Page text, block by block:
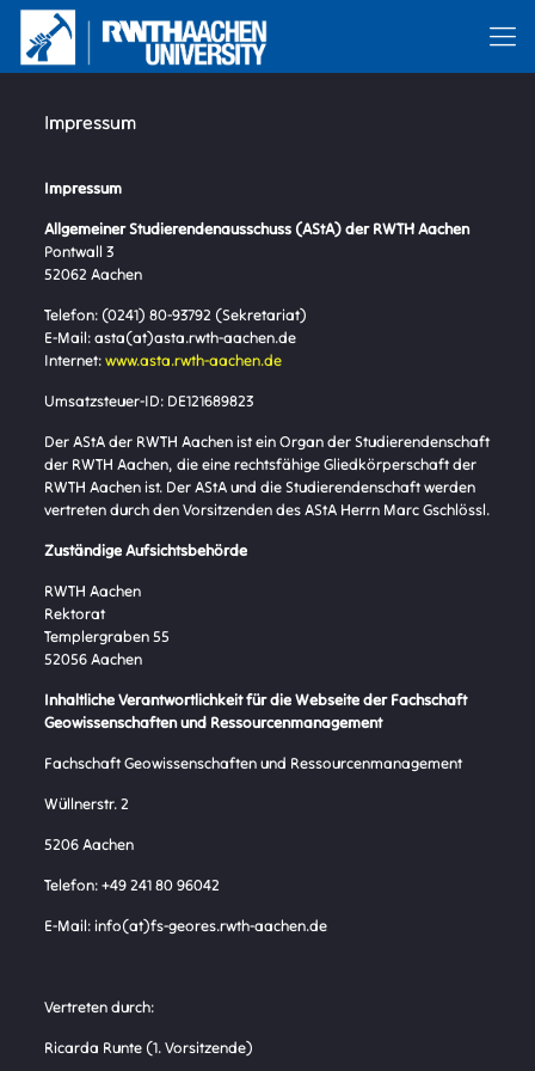
Impressum
Impressum
Allgemeiner Studierendenausschuss (AStA) der RWTH Aachen
Pontwall 3
52062 Aachen
Telefon: (0241) 80-93792 (Sekretariat)
E-Mail: asta(at)asta.rwth-aachen.de
Internet:www.asta.rwth-aachen.de
Umsatzsteuer-ID: DE121689823
Der AStA der RWTH Aachen ist ein Organ der Studierendenschaft
der RWTH Aachen, die eine rechtsfähige Gliedkörperschaft der
RWTH Aachen ist. Der AStA und die Studierendenschaft werden
vertreten durch den Vorsitzenden des AStA Herrn Marc Gschlössl.
Zuständige Aufsichtsbehörde
RWTH Aachen
Rektorat
Templergraben 55
52056 Aachen
Inhaltliche Verantwortlichkeit für die Webseite der Fachschaft
Geowissenschaften und Ressourcenmanagement
Fachschaft Geowissenschaften und Ressourcenmanagement
Wüllnerstr. 2
5206 Aachen
Telefon: +49 241 80 96042
E-Mail: info(at)fs-geores.rwth-aachen.de
Vertreten durch:
Ricarda Runte (1. Vorsitzende)